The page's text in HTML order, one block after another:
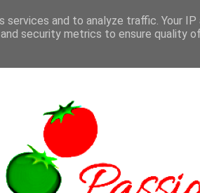
and to analyze traffic. Your IP
security metrics to ensure quality